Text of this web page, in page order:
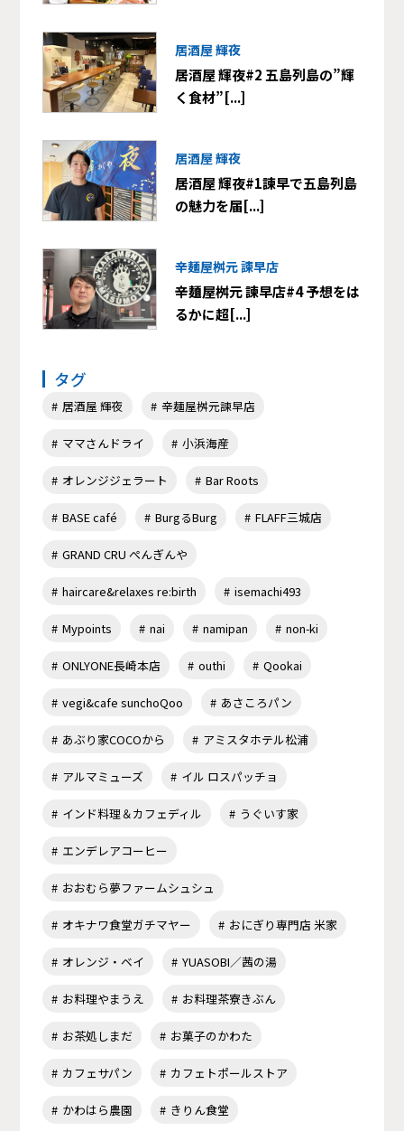
居酒屋 輝夜
居酒屋 輝夜#2 五島列島の”輝
く食材”[...]
居酒屋 輝夜
居酒屋 輝夜#1諫早で五島列島
の魅力を届[...]
辛麺屋桝元 諫早店
辛麺屋桝元 諫早店#4 予想をは
るかに超[...]
タグ
居酒屋 輝夜 辛麺屋桝元諫早店
ママさんドライ 小浜海産
オレンジジェラート Bar Roots
BASE café BurgるBurg FLAFF三城店
GRAND CRU ぺんぎんや
haircare&relaxes re:birth isemachi493
Mypoints nai namipan non-ki
ONLYONE長崎本店 outhi Qookai
vegi&cafe sunchoQoo あさころパン
あぶり家COCOから アミスタホテル松浦
アルマミューズ イル ロスパッチョ
インド料理＆カフェディル うぐいす家
エンデレアコーヒー
おおむら夢ファームシュシュ
オキナワ食堂ガチマヤー おにぎり専門店 米家
オレンジ・ベイ YUASOBI／茜の湯
お料理やまうえ お料理茶寮きぶん
お茶処しまだ お菓子のかわた
カフェサパン カフェトポールストア
かわはら農園 きりん食堂